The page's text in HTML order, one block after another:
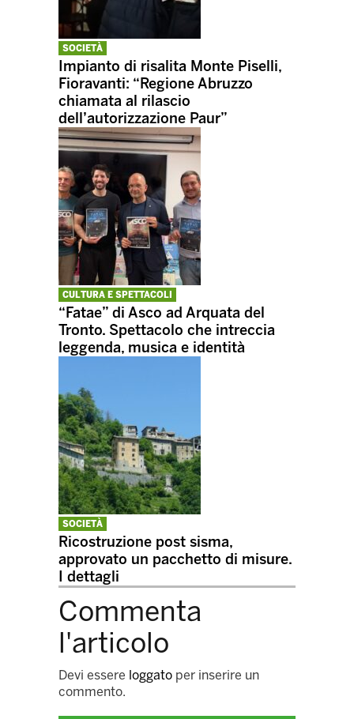
SOCIETÀ
Impianto di risalita Monte Piselli,
Fioravanti: “Regione Abruzzo
chiamata al rilascio
dell’autorizzazione Paur”
CULTURA E SPETTACOLI
“Fatae” di Asco ad Arquata del
Tronto. Spettacolo che intreccia
leggenda, musica e identità
SOCIETÀ
Ricostruzione post sisma,
approvato un pacchetto di misure.
I dettagli
Commenta
l'articolo
Devi essere loggato per inserire un
commento.